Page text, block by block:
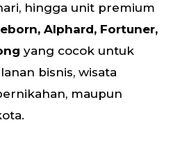
hingga unit premium
Alphard, Fortuner,
yang cocok untuk
bisnis, wisata
maupun